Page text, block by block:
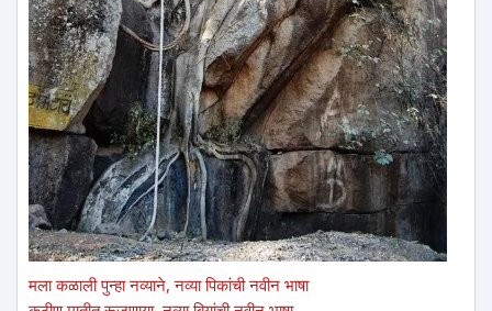
मला कळाली पुन्हा नव्याने, नव्या पिकांची नवीन भाषा